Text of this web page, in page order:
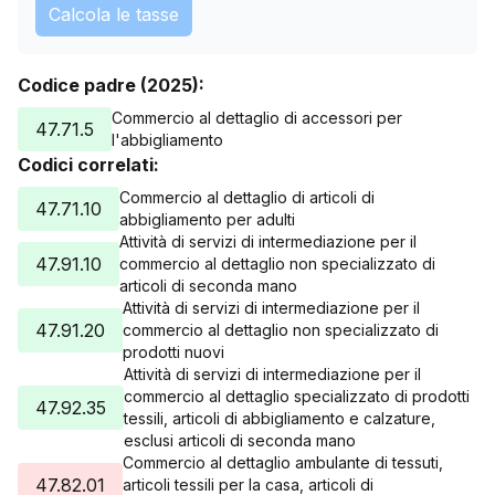
Calcola le tasse
Codice padre (2025):
47.71.5
Commercio al dettaglio di accessori per
l'abbigliamento
Codici correlati:
47.71.10
Commercio al dettaglio di articoli di
abbigliamento per adulti
47.91.10
Attività di servizi di intermediazione per il
commercio al dettaglio non specializzato di
articoli di seconda mano
47.91.20
Attività di servizi di intermediazione per il
commercio al dettaglio non specializzato di
prodotti nuovi
47.92.35
Attività di servizi di intermediazione per il
commercio al dettaglio specializzato di prodotti
tessili, articoli di abbigliamento e calzature,
esclusi articoli di seconda mano
47.82.01
Commercio al dettaglio ambulante di tessuti,
articoli tessili per la casa, articoli di